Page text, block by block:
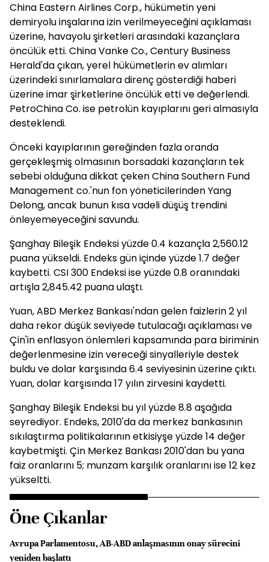
China Eastern Airlines Corp., hükümetin yeni
demiryolu inşalarına izin verilmeyeceğini açıklaması
üzerine, havayolu şirketleri arasındaki kazançlara
öncülük etti. China Vanke Co., Century Business
Herald'da çıkan, yerel hükümetlerin ev alımları
üzerindeki sınırlamalara direnç gösterdiği haberi
üzerine imar şirketlerine öncülük etti ve değerlendi.
PetroChina Co. ise petrolün kayıplarını geri almasıyla
desteklendi.
Önceki kayıplarının gereğinden fazla oranda
gerçekleşmiş olmasının borsadaki kazançların tek
sebebi olduğuna dikkat çeken China Southern Fund
Management co.'nun fon yöneticilerinden Yang
Delong, ancak bunun kısa vadeli düşüş trendini
önleyemeyeceğini savundu.
Şanghay Bileşik Endeksi yüzde 0.4 kazançla 2,560.12
puana yükseldi. Endeks gün içinde yüzde 1.7 değer
kaybetti. CSI 300 Endeksi ise yüzde 0.8 oranındaki
artışla 2,845.42 puana ulaştı.
Yuan, ABD Merkez Bankası'ndan gelen faizlerin 2 yıl
daha rekor düşük seviyede tutulacağı açıklaması ve
Çin'in enflasyon önlemleri kapsamında para biriminin
değerlenmesine izin vereceği sinyalleriyle destek
buldu ve dolar karşısında 6.4 seviyesinin üzerine çıktı.
Yuan, dolar karşısında 17 yılın zirvesini kaydetti.
Şanghay Bileşik Endeksi bu yıl yüzde 8.8 aşağıda
seyrediyor. Endeks, 2010'da da merkez bankasının
sıkılaştırma politikalarının etkisiyşe yüzde 14 değer
kaybetmişti. Çin Merkez Bankası 2010'dan bu yana
faiz oranlarını 5; munzam karşılık oranlarını ise 12 kez
yükseltti.
Öne Çıkanlar
Avrupa Parlamentosu, AB-ABD anlaşmasının onay sürecini
yeniden başlattı